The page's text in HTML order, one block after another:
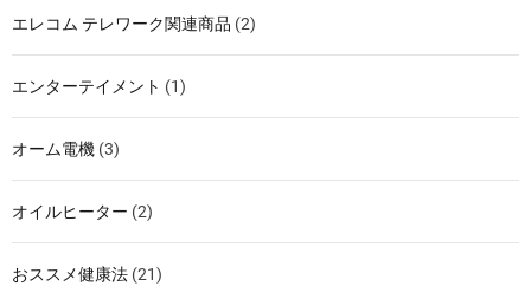
エレコム テレワーク関連商品 (2)
エンターテイメント (1)
オーム電機 (3)
オイルヒーター (2)
おススメ健康法 (21)